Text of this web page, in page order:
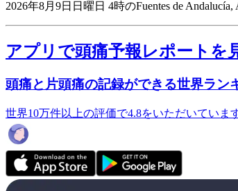
2026年8月9日日曜日 4時のFuentes de
アプリで頭痛予報レポートを
頭痛と片頭痛の記録ができる世界ラン
世界10万件以上の評価で4.8をいただいていま